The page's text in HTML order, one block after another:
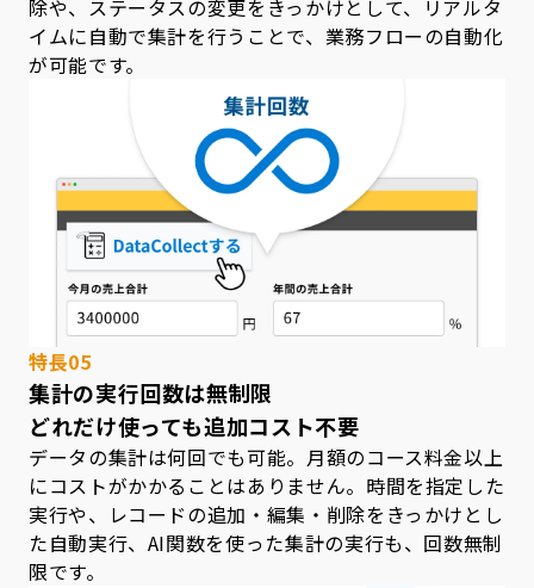
除や、ステータスの変更をきっかけとして、リアルタ
イムに自動で集計を行うことで、業務フローの自動化
が可能です。
特長05
集計の実行回数は無制限
どれだけ使っても追加コスト不要
データの集計は何回でも可能。月額のコース料金以上
にコストがかかることはありません。時間を指定した
実行や、レコードの追加・編集・削除をきっかけとし
た自動実行、AI関数を使った集計の実行も、回数無制
限です。